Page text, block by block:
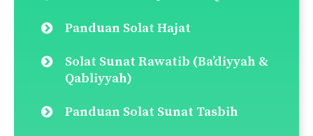
Panduan Solat Hajat
Solat Sunat Rawatib (Ba’diyyah &
Qabliyyah)
Panduan Solat Sunat Tasbih